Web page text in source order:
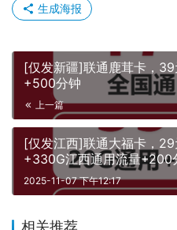
生成海报
[仅发新疆]联通鹿茸卡，
+500分钟
上一篇
[仅发江西]联通大福卡，
+330G江西通用流量+200
2025-11-07 下午12:17
相关推荐